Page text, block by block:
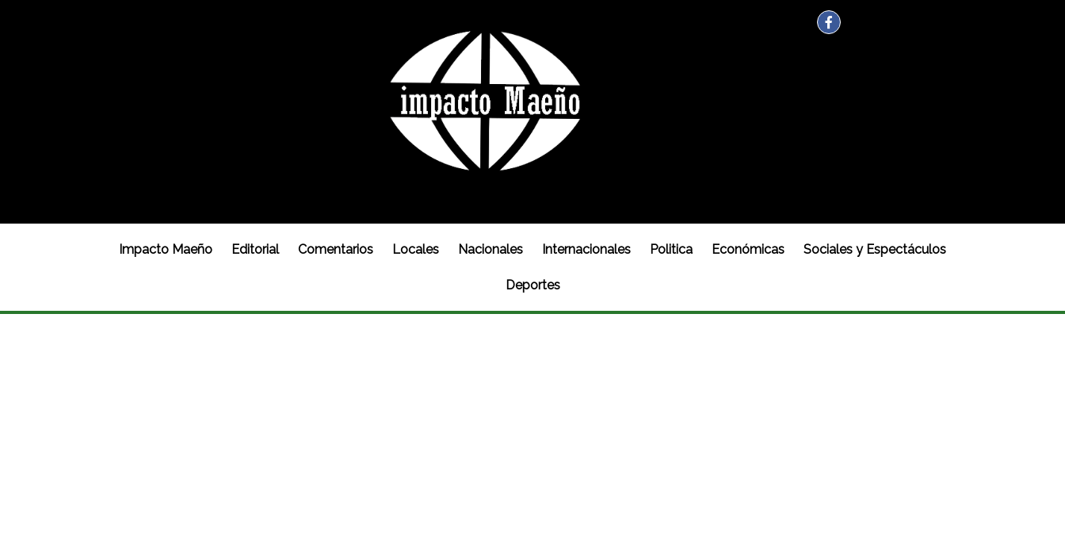
Impacto Maeño Editorial Comentarios Locales Nacionales Internacionales Politica Económicas Sociales y Espectáculos
Deportes